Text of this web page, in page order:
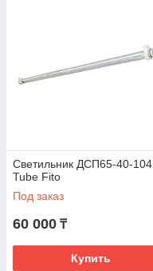
Светильник ДСП65-40-104
Tube Fito
Под заказ
60 000 ₸
Купить